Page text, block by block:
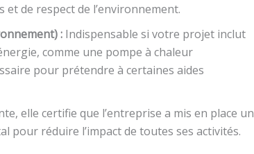
de respect de l’environnement.
: Indispensable si votre projet inclut
comme une pompe à chaleur
pour prétendre à certaines aides
elle certifie que l’entreprise a mis en place un
pour réduire l’impact de toutes ses activités.